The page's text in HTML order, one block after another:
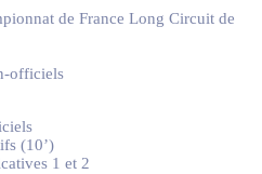
de France Long Circuit de
officiels
(10’)
1 et 2